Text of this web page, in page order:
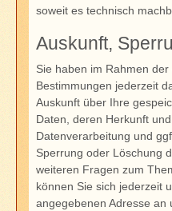
soweit es technisch
Auskunft,
Sie haben im Rahmen
Bestimmungen jederzeit
Auskunft über Ihre
Daten, deren Herkunft
Datenverarbeitung und
Sperrung oder Löschung
weiteren Fragen zum
können Sie sich jederzeit
angegebenen Adresse an